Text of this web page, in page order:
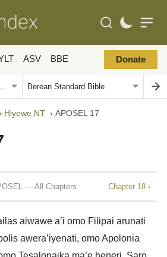
ASV BBE Donate
Hiyewe NT › APOSEL 17
— All Chapters Chapter 18 ›
aiwawe a’i omo Filipai arunati
awera’iyenati, omo Apolonia